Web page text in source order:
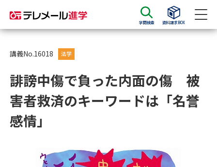
学問検索 資料請求BOX
資料請求
大学・短大の資料種類から請求
大学パンフ
講義No.16018 法学
誹謗中傷で負った内面の傷 被
害者救済のキーワードは「名誉
感情」